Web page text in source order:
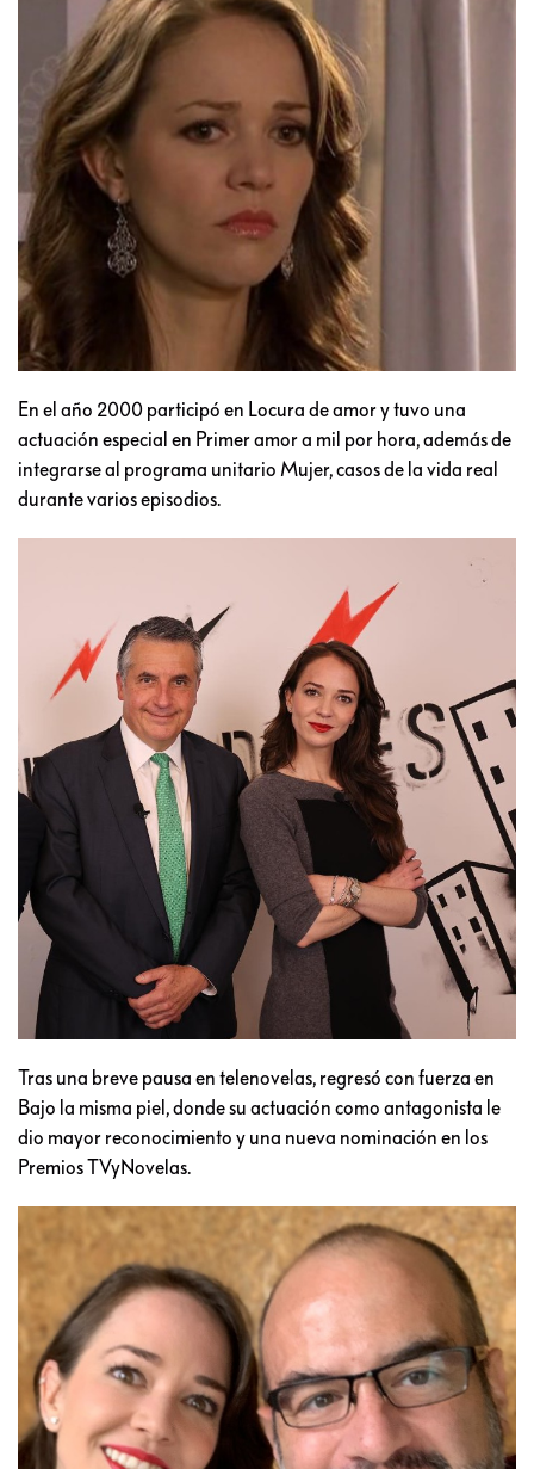
En el año 2000 participó en Locura de amor y tuvo una
actuación especial en Primer amor a mil por hora, además de
integrarse al programa unitario Mujer, casos de la vida real
durante varios episodios.
Tras una breve pausa en telenovelas, regresó con fuerza en
Bajo la misma piel, donde su actuación como antagonista le
dio mayor reconocimiento y una nueva nominación en los
Premios TVyNovelas.